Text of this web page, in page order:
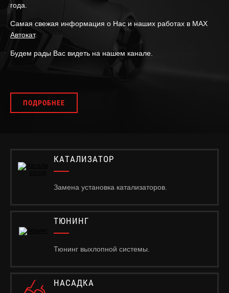
года.
Самая свежая информация о Нас и наших работах в MAX
Автокат.
Будем рады Вас видеть на нашем канале.
ПОДРОБНЕЕ
КАТАЛИЗАТОР
Замена установка катализаторов.
ТЮНИНГ
Тюнинг выхлопной системы.
НАСАДКА